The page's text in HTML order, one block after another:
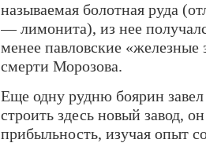
называемая болотная руда
— лимонита), из нее
менее павловские «железные
смерти Морозова.
Еще одну рудню боярин
строить здесь новый завод,
прибыльность, изучая опыт